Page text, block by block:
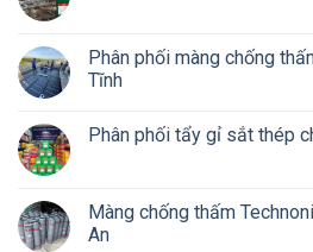
Phân phối màng chống
Tĩnh
Phân phối tẩy gỉ sắt thép
Màng chống thấm
An